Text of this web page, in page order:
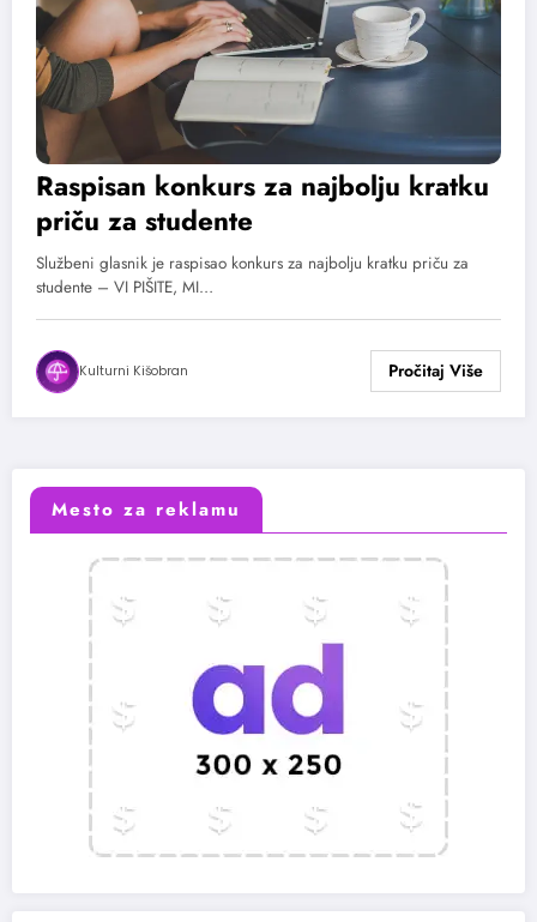
Raspisan konkurs za najbolju kratku
priču za studente
Službeni glasnik je raspisao konkurs za najbolju kratku priču za
studente – VI PIŠITE, MI…
Kulturni Kišobran
Mesto za reklamu